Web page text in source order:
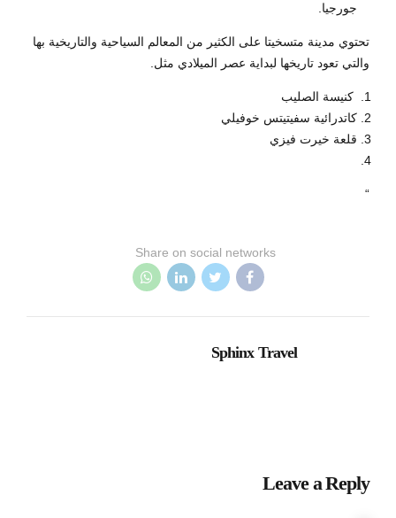
جورجيا.
تحتوي مدينة متسخيتا على الكثير من المعالم السياحية والتاريخية بها
والتي تعود تاريخها لبداية عصر الميلادي مثل.
كنيسة الصليب
كاتدرائية سفيتيتس خوفيلي
قلعة خيرت فيزي
“
Share on social networks
Sphinx Travel
Leave a Reply